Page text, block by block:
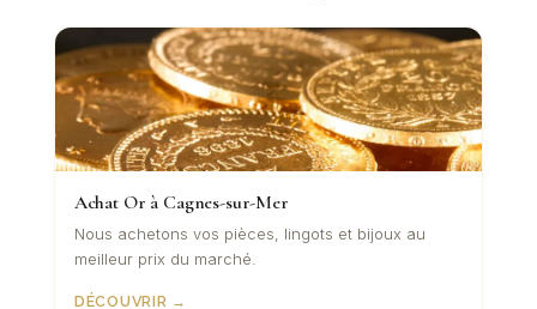
Achat Or à Cagnes-sur-Mer
Nous achetons vos pièces, lingots et bijoux au
meilleur prix du marché.
DÉCOUVRIR →